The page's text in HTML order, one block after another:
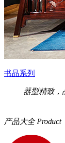
书品系列
器型精致，
产品大全 Product